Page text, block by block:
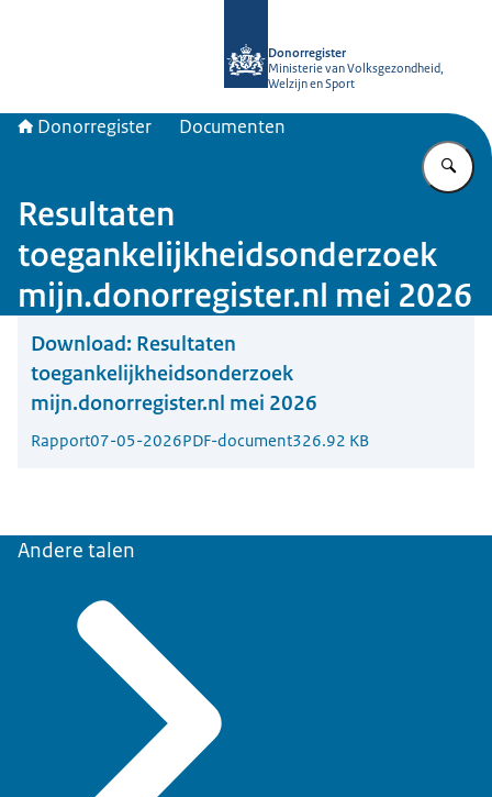
Donorregister
Ministerie van Volksgezondheid,
Welzijn en Sport
Donorregister Documenten
Resultaten
toegankelijkheidsonderzoek
mijn.donorregister.nl mei 2026
Download: Resultaten
toegankelijkheidsonderzoek
mijn.donorregister.nl mei 2026
Rapport07-05-2026PDF-document326.92 KB
Andere talen